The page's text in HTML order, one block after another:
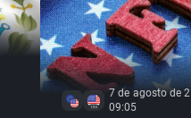
7 de agosto de
09:05